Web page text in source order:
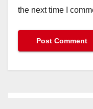
the next time I